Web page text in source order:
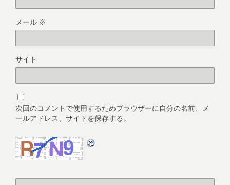
メール ※
サイト
次回のコメントで使用するためブラウザーに自分の名前、メ
ールアドレス、サイトを保存する。